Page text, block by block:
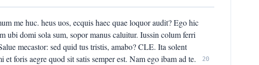
me huc. heus uos, ecquis haec quae loquor audit? Ego hic
ubi domi sola sum, sopor manus caluitur. Iussin colum ferri
mecastor: sed quid tus tristis, amabo? CLE. Ita solent
et foris aegre quod sit satis semper est. Nam ego ibam ad te.
20